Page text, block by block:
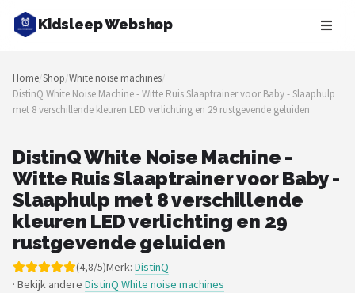
Kidsleep Webshop
Zoeken
NAVIGATIE
Shop
Merken
Blog
Slaaptrainers
Nachtlampjes
Home/Shop/White noise machines/
DistinQ White Noise Machine - Witte Ruis Slaaptrainer voor Baby - Slaaphulp
met 8 verschillende kleuren LED verlichting en 29 rustgevende geluiden
DistinQ White Noise Machine -
Witte Ruis Slaaptrainer voor Baby -
Slaaphulp met 8 verschillende
kleuren LED verlichting en 29
rustgevende geluiden
(4,8/5)Merk: DistinQ
· Bekijk andere DistinQ White noise machines